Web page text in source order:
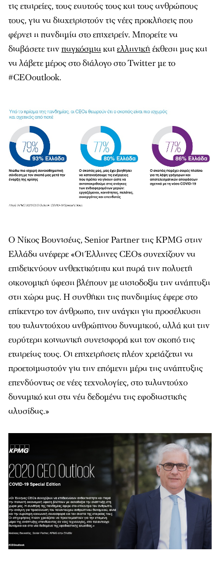
τις εταιρείες, τους εαυτούς τους και τους ανθρώπους
τους, για να διαχειριστούν τις νέες προκλήσεις που
φέρνει η πανδημία στο επιχειρείν. Μπορείτε να
διαβάσετε τηνπαγκόσμιακαιελληνικήέκθεση μας και
να λάβετε μέρος στο διάλογο στο Twitter με το
#CEOoutlook.
Ο Νίκος Βουνισέας, Senior Partner της KPMG στην
Ελλάδα ανέφερε «Οι Έλληνες CEOs συνεχίζουν να
επιδεικνύουν ανθεκτικότητα και παρά την πολυετή
οικονομική ύφεση βλέπουν με αισιοδοξία την ανάπτυξη
στη χώρα μας. Η συνθήκη της πανδημίας έφερε στο
επίκεντρο τον άνθρωπο, την ανάγκη για προσέλκυση
του ταλαντούχου ανθρώπινου δυναμικού, αλλά και την
ευρύτερη κοινωνική συνεισφορά και τον σκοπό της
εταιρείας τους. Οι επιχειρήσεις πλέον χρειάζεται να
προετοιμαστούν για την επόμενη μέρα της ανάπτυξης
επενδύοντας σε νέες τεχνολογίες, στο ταλαντούχο
δυναμικό και στα νέα δεδομένα της εφοδιαστικής
αλυσίδας.»